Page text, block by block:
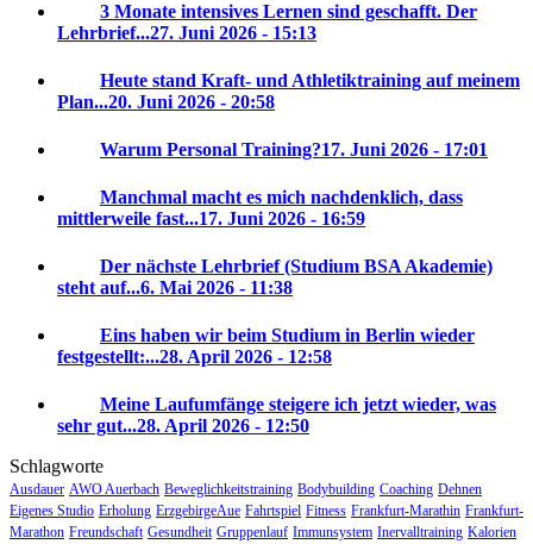
3 Monate intensives Lernen sind geschafft. Der
Lehrbrief...27. Juni 2026 - 15:13
Heute stand Kraft- und Athletiktraining auf meinem
Plan...20. Juni 2026 - 20:58
Warum Personal Training?17. Juni 2026 - 17:01
Manchmal macht es mich nachdenklich, dass
mittlerweile fast...17. Juni 2026 - 16:59
Der nächste Lehrbrief (Studium BSA Akademie)
steht auf...6. Mai 2026 - 11:38
Eins haben wir beim Studium in Berlin wieder
festgestellt:...28. April 2026 - 12:58
Meine Laufumfänge steigere ich jetzt wieder, was
sehr gut...28. April 2026 - 12:50
Schlagworte
Ausdauer AWO Auerbach Beweglichkeitstraining Bodybuilding Coaching Dehnen
Eigenes Studio Erholung ErzgebirgeAue Fahrtspiel Fitness Frankfurt-Marathin Frankfurt-
Marathon Freundschaft Gesundheit Gruppenlauf Immunsystem Inervalltraining Kalorien